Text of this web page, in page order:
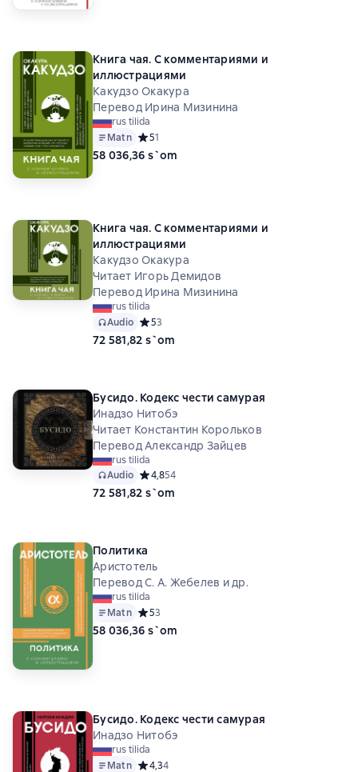
Книга чая. С комментариями и
иллюстрациями
Какудзо Окакура
Перевод Ирина Мизинина
rus tilida
Matn Средний рейтинг 5 на основе 1 оценок
51
58 036,36 s`om
Книга чая. С комментариями и
иллюстрациями
Какудзо Окакура
Читает Игорь Демидов
Перевод Ирина Мизинина
rus tilida
Audio Средний рейтинг 5 на основе 3 оценок
53
72 581,82 s`om
Бусидо. Кодекс чести самурая
Инадзо Нитобэ
Читает Константин Корольков
Перевод Александр Зайцев
rus tilida
Audio Средний рейтинг 4,8 на основе 54 оценок
4,854
72 581,82 s`om
Политика
Аристотель
Перевод С. А. Жебелев и др.
rus tilida
Matn Средний рейтинг 5 на основе 3 оценок
53
58 036,36 s`om
Бусидо. Кодекс чести самурая
Инадзо Нитобэ
rus tilida
Matn Средний рейтинг 4,3 на основе 4 оценок
4,34